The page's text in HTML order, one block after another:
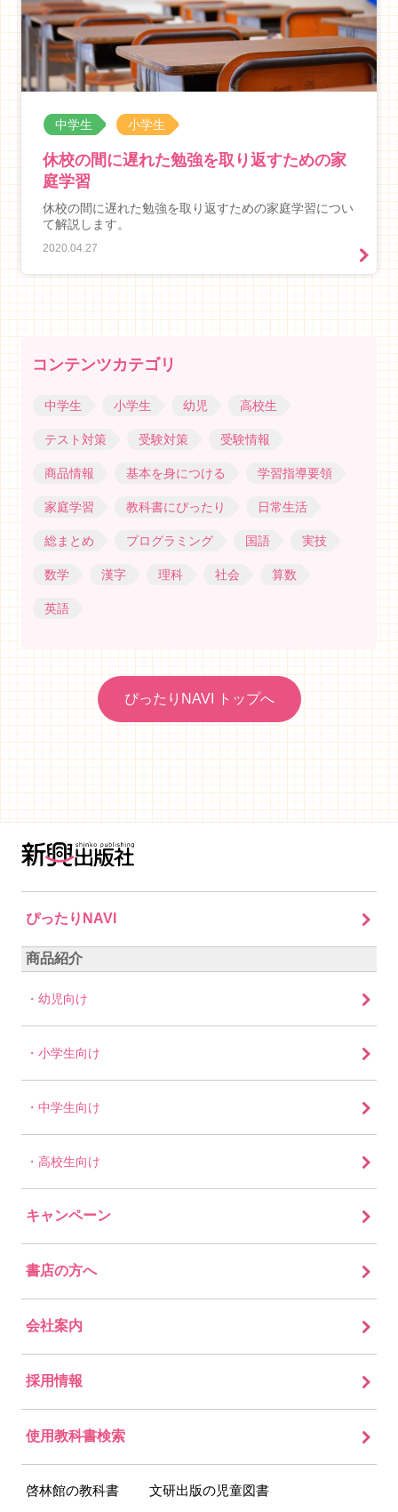
中学生 小学生
休校の間に遅れた勉強を取り返すための家
庭学習
休校の間に遅れた勉強を取り返すための家庭学習につい
て解説します。
2020.04.27
コンテンツカテゴリ
中学生 小学生 幼児 高校生
テスト対策 受験対策 受験情報
商品情報 基本を身につける 学習指導要領
家庭学習 教科書にぴったり 日常生活
総まとめ プログラミング 国語 実技
数学 漢字 理科 社会 算数
英語
ぴったりNAVI トップへ
ぴったりNAVI
商品紹介
幼児向け
小学生向け
中学生向け
高校生向け
キャンペーン
書店の方へ
会社案内
採用情報
使用教科書検索
啓林館の教科書 文研出版の児童図書